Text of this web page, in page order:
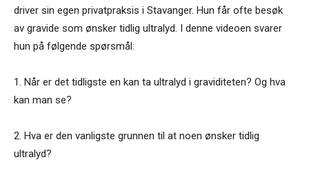
driver sin egen privatpraksis i Stavanger. Hun får ofte besøk
av gravide som ønsker tidlig ultralyd. I denne videoen svarer
hun på følgende spørsmål:
1. Når er det tidligste en kan ta ultralyd i graviditeten? Og hva
kan man se?
2. Hva er den vanligste grunnen til at noen ønsker tidlig
ultralyd?